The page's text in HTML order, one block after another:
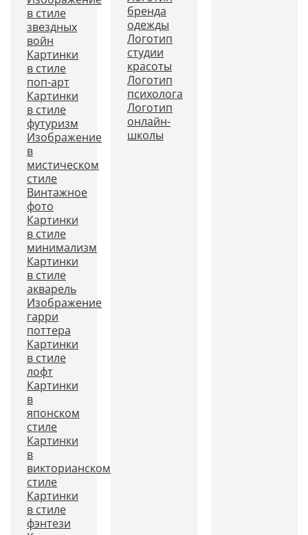
в стиле
звездных
войн
Картинки
в стиле
поп-арт
Картинки
в стиле
футуризм
Изображение
в
мистическом
стиле
Винтажное
фото
Картинки
в стиле
минимализм
Картинки
в стиле
акварель
Изображение
гарри
поттера
Картинки
в стиле
лофт
Картинки
в
японском
стиле
Картинки
в
викторианском
стиле
Картинки
в стиле
фэнтези
бренда
одежды
Логотип
студии
красоты
Логотип
психолога
Логотип
онлайн-
школы